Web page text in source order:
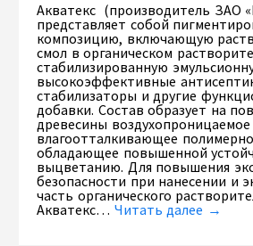
Акватекс (производитель ЗАО
представляет собой
композицию, включающую
смол в органическом
стабилизированную
высокоэффективные
стабилизаторы и другие
добавки. Состав образует на
древесины
влагоотталкивающее
обладающее повышенной
выцветанию. Для повышения
безопасности при нанесении и
часть органического
Акватекс… Читать далее →